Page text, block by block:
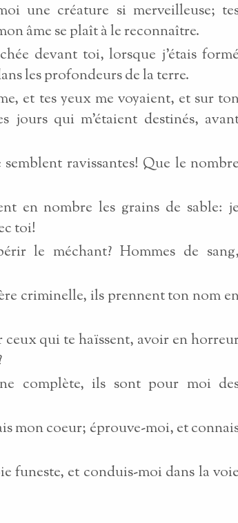
une créature si merveilleuse;
âme se plaît à le reconnaître.
devant toi, lorsque j'étais formé
les profondeurs de la terre.
et tes yeux me voyaient, et sur
jours qui m'étaient destinés,
ravissantes! Que le nombre
en nombre les grains de sable: je
toi!
le méchant? Hommes de sang,
criminelle, ils prennent ton nom
ceux qui te haïssent, avoir en
complète, ils sont pour moi
mon coeur; éprouve-moi, et
funeste, et conduis-moi dans la voie